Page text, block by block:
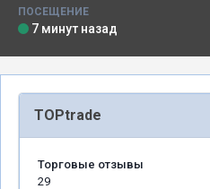
ПОСЕЩЕНИЕ
7 минут назад
TOPtrade
Торговые отзывы
29